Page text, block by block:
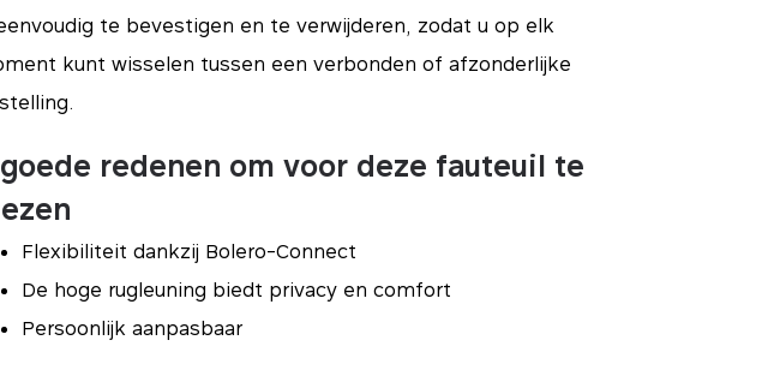
te bevestigen en te verwijderen, zodat u op elk
kunt wisselen tussen een verbonden of afzonderlijke
redenen om voor deze fauteuil te
Flexibiliteit dankzij Bolero-Connect
De hoge rugleuning biedt privacy en comfort
Persoonlijk aanpasbaar